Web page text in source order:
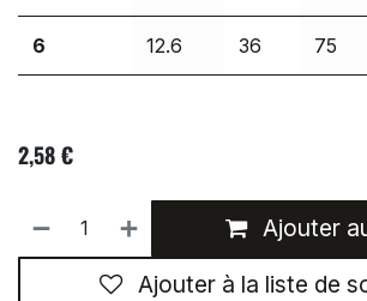
6 12.6 36 75
2,58€
Ajouter
Ajouter à la liste de